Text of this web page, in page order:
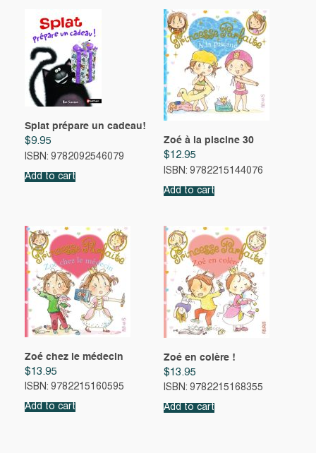
Splat prépare un cadeau!
$9.95
ISBN: 9782092546079
Add to cart
Zoé à la piscine 30
$12.95
ISBN: 9782215144076
Add to cart
Zoé chez le médecin
$13.95
ISBN: 9782215160595
Add to cart
Zoé en colère !
$13.95
ISBN: 9782215168355
Add to cart